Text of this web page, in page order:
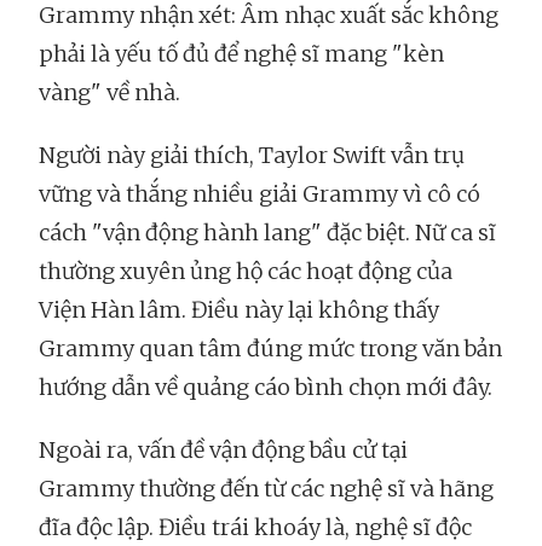
Grammy nhận xét: Âm nhạc xuất sắc không
phải là yếu tố đủ để nghệ sĩ mang "kèn
vàng" về nhà.
Người này giải thích, Taylor Swift vẫn trụ
vững và thắng nhiều giải Grammy vì cô có
cách "vận động hành lang" đặc biệt. Nữ ca sĩ
thường xuyên ủng hộ các hoạt động của
Viện Hàn lâm. Điều này lại không thấy
Grammy quan tâm đúng mức trong văn bản
hướng dẫn về quảng cáo bình chọn mới đây.
Ngoài ra, vấn đề vận động bầu cử tại
Grammy thường đến từ các nghệ sĩ và hãng
đĩa độc lập. Điều trái khoáy là, nghệ sĩ độc